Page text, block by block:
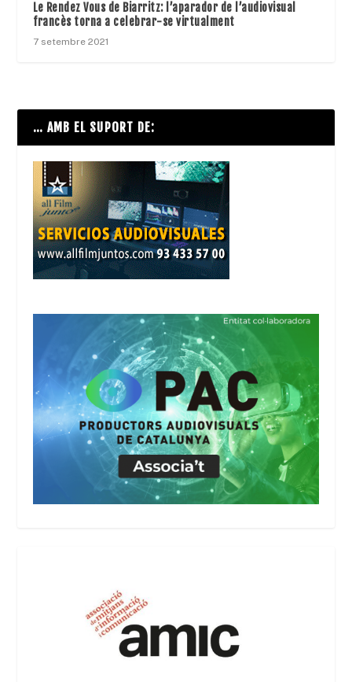
Le Rendez Vous de Biarritz: l’aparador de l’audiovisual
francès torna a celebrar-se virtualment
7 setembre 2021
… AMB EL SUPORT DE: